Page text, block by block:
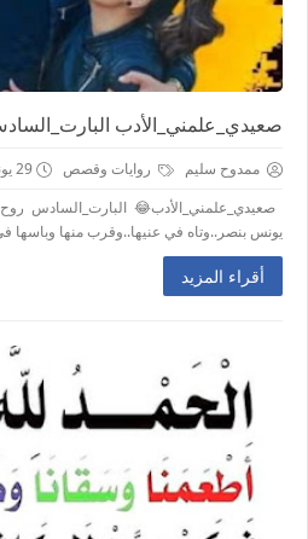
صعيدي_علمني_الأدب
ممدوح سليم روايات وقصص
29 يونيو 2021
صعيدي_علمني_الأدب😂 البارت_السادس روح
يونس بنصر..وتاه في عنيها..وقرب منها وباسها
أقراء المزيد